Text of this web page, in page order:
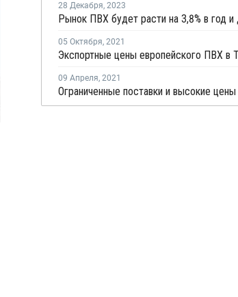
28 Декабря, 2023
05 Октября, 2021
09 Апреля, 2021